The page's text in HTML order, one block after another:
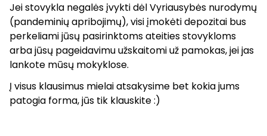
Jei stovykla negalės įvykti dėl Vyriausybės nurodymų
(pandeminių apribojimų), visi įmokėti depozitai bus
perkeliami jūsų pasirinktoms ateities stovykloms
arba jūsų pageidavimu užskaitomi už pamokas, jei jas
lankote mūsų mokyklose.
Į visus klausimus mielai atsakysime bet kokia jums
patogia forma, jūs tik klauskite :)